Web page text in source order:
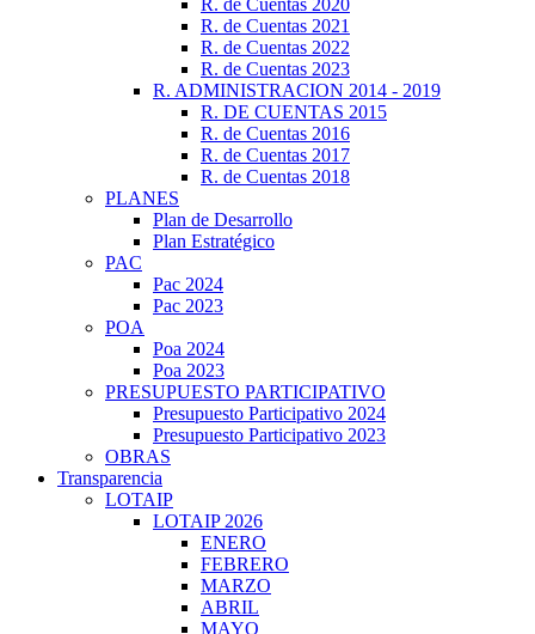
R. de Cuentas 2020
R. de Cuentas 2021
R. de Cuentas 2022
R. de Cuentas 2023
R. ADMINISTRACION 2014 - 2019
R. DE CUENTAS 2015
R. de Cuentas 2016
R. de Cuentas 2017
R. de Cuentas 2018
PLANES
Plan de Desarrollo
Plan Estratégico
PAC
Pac 2024
Pac 2023
POA
Poa 2024
Poa 2023
PRESUPUESTO PARTICIPATIVO
Presupuesto Participativo 2024
Presupuesto Participativo 2023
OBRAS
Transparencia
LOTAIP
LOTAIP 2026
ENERO
FEBRERO
MARZO
ABRIL
MAYO